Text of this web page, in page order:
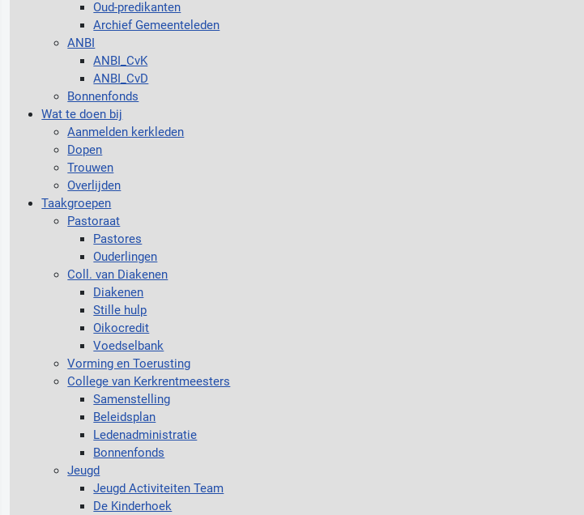
Oud-predikanten
Archief Gemeenteleden
ANBI
ANBI_CvK
ANBI_CvD
Bonnenfonds
Wat te doen bij
Aanmelden kerkleden
Dopen
Trouwen
Overlijden
Taakgroepen
Pastoraat
Pastores
Ouderlingen
Coll. van Diakenen
Diakenen
Stille hulp
Oikocredit
Voedselbank
Vorming en Toerusting
College van Kerkrentmeesters
Samenstelling
Beleidsplan
Ledenadministratie
Bonnenfonds
Jeugd
Jeugd Activiteiten Team
De Kinderhoek